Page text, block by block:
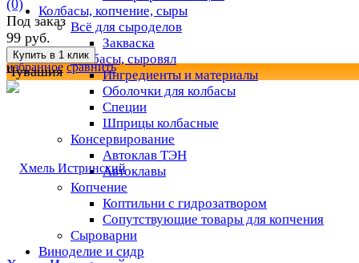
Колбасы, копчение, сыры
Всё для сыроделов
Закваска
Колбасы, сыровял
Ингредиенты и материалы
Оболочки для колбасы
Специи
Шприцы колбасные
Консервирование
Автоклав ТЭН
Автоклавы
Копчение
Коптильни с гидрозатвором
Сопутствующие товары для копчения
Сыроварни
Виноделие и сидр
избранное сравнить
(0)
Под заказ
99 руб.
Чувашия